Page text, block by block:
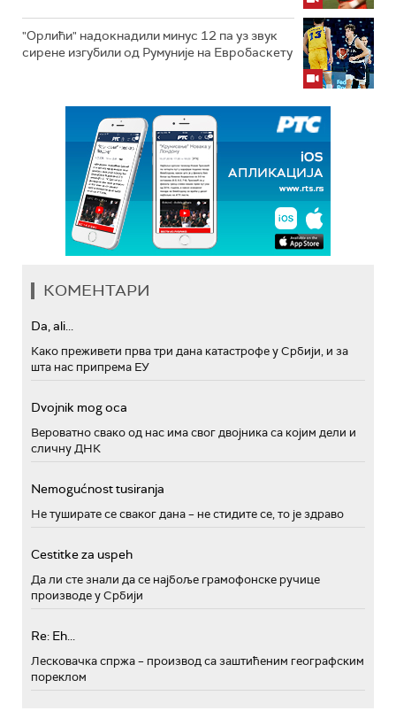
"Орлићи" надокнадили минус 12 па уз звук
сирене изгубили од Румуније на Евробаскету
КОМЕНТАРИ
Da, ali...
Како преживети прва три дана катастрофе у Србији, и за
шта нас припрема ЕУ
Dvojnik mog oca
Вероватно свако од нас има свог двојника са којим дели и
сличну ДНК
Nemogućnost tusiranja
Не туширате се сваког дана – не стидите се, то је здраво
Cestitke za uspeh
Да ли сте знали да се најбоље грамофонске ручице
производе у Србији
Re: Eh...
Лесковачка спржа – производ са заштићеним географским
пореклом